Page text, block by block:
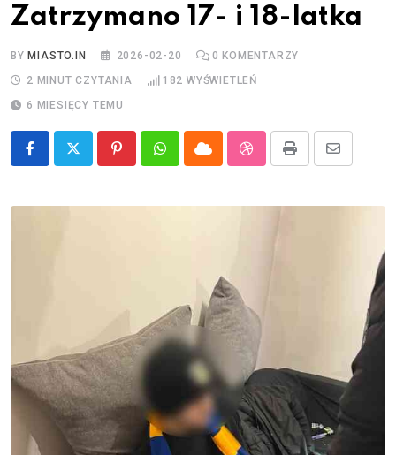
Zatrzymano 17- i 18-latka
BYMIASTO.IN 2026-02-20 0 KOMENTARZY
2 MINUT CZYTANIA
182 WYŚWIETLEŃ
6 MIESIĘCY TEMU
PinterestWhatsappCloud StumbleUpon
Print
Share
Email